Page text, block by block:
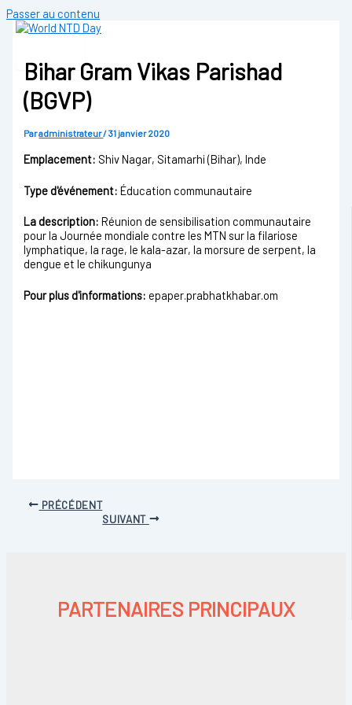
Passer au contenu
Bihar Gram Vikas Parishad
(BGVP)
Paradministrateur/31 janvier 2020
Emplacement: Shiv Nagar, Sitamarhi (Bihar), Inde
Type d'événement:Éducation communautaire
La description:Réunion de sensibilisation communautaire
pour la Journée mondiale contre les MTN sur la filariose
lymphatique, la rage, le kala-azar, la morsure de serpent, la
dengue et le chikungunya
Pour plus d'informations:epaper.prabhatkhabar.om
PRÉCÉDENT
SUIVANT
PARTENAIRES PRINCIPAUX